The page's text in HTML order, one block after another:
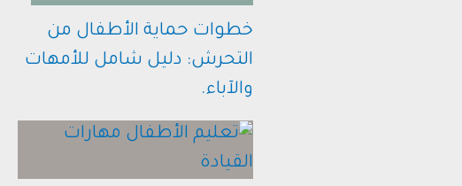
خطوات حماية الأطفال من
التحرش: دليل شامل للأمهات
والآباء.